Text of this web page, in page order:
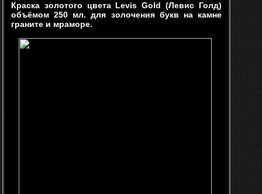
Краска золотого цвета Levis Gold (Левис Голд)
объёмом 250 мл. для золочения букв на камне
граните и мраморе.